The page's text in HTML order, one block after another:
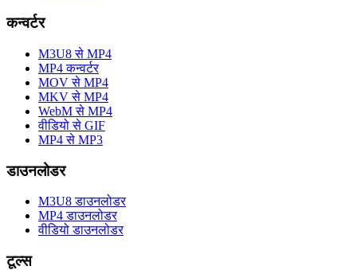
कन्वर्टर
M3U8 से MP4
MP4 कन्वर्टर
MOV से MP4
MKV से MP4
WebM से MP4
वीडियो से GIF
MP4 से MP3
डाउनलोडर
M3U8 डाउनलोडर
MP4 डाउनलोडर
वीडियो डाउनलोडर
टूल्स